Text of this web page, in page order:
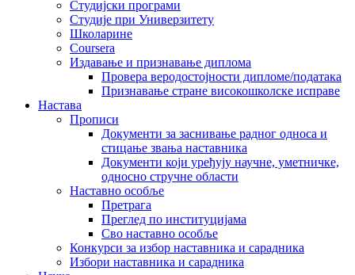
Студијски програми
Студије при Универзитету
Школарине
Coursera
Издавање и признавање диплома
Провера веродостојности дипломе/података
Признавање стране високошколске исправе
Настава
Прописи
Документи за заснивање радног односа и
стицање звања наставника
Документи који уређују научне, уметничке,
односно стручне области
Наставно особље
Претрага
Преглед по институцијама
Сво наставно особље
Конкурси за избор наставника и сарадника
Избори наставника и сарадника